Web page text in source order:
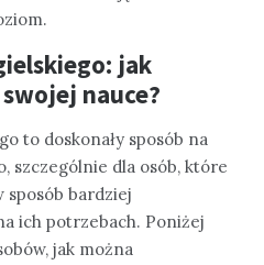
jak
nauce?
to doskonały sposób na
szczególnie dla osób, które
sposób bardziej
ich potrzebach. Poniżej
jak można